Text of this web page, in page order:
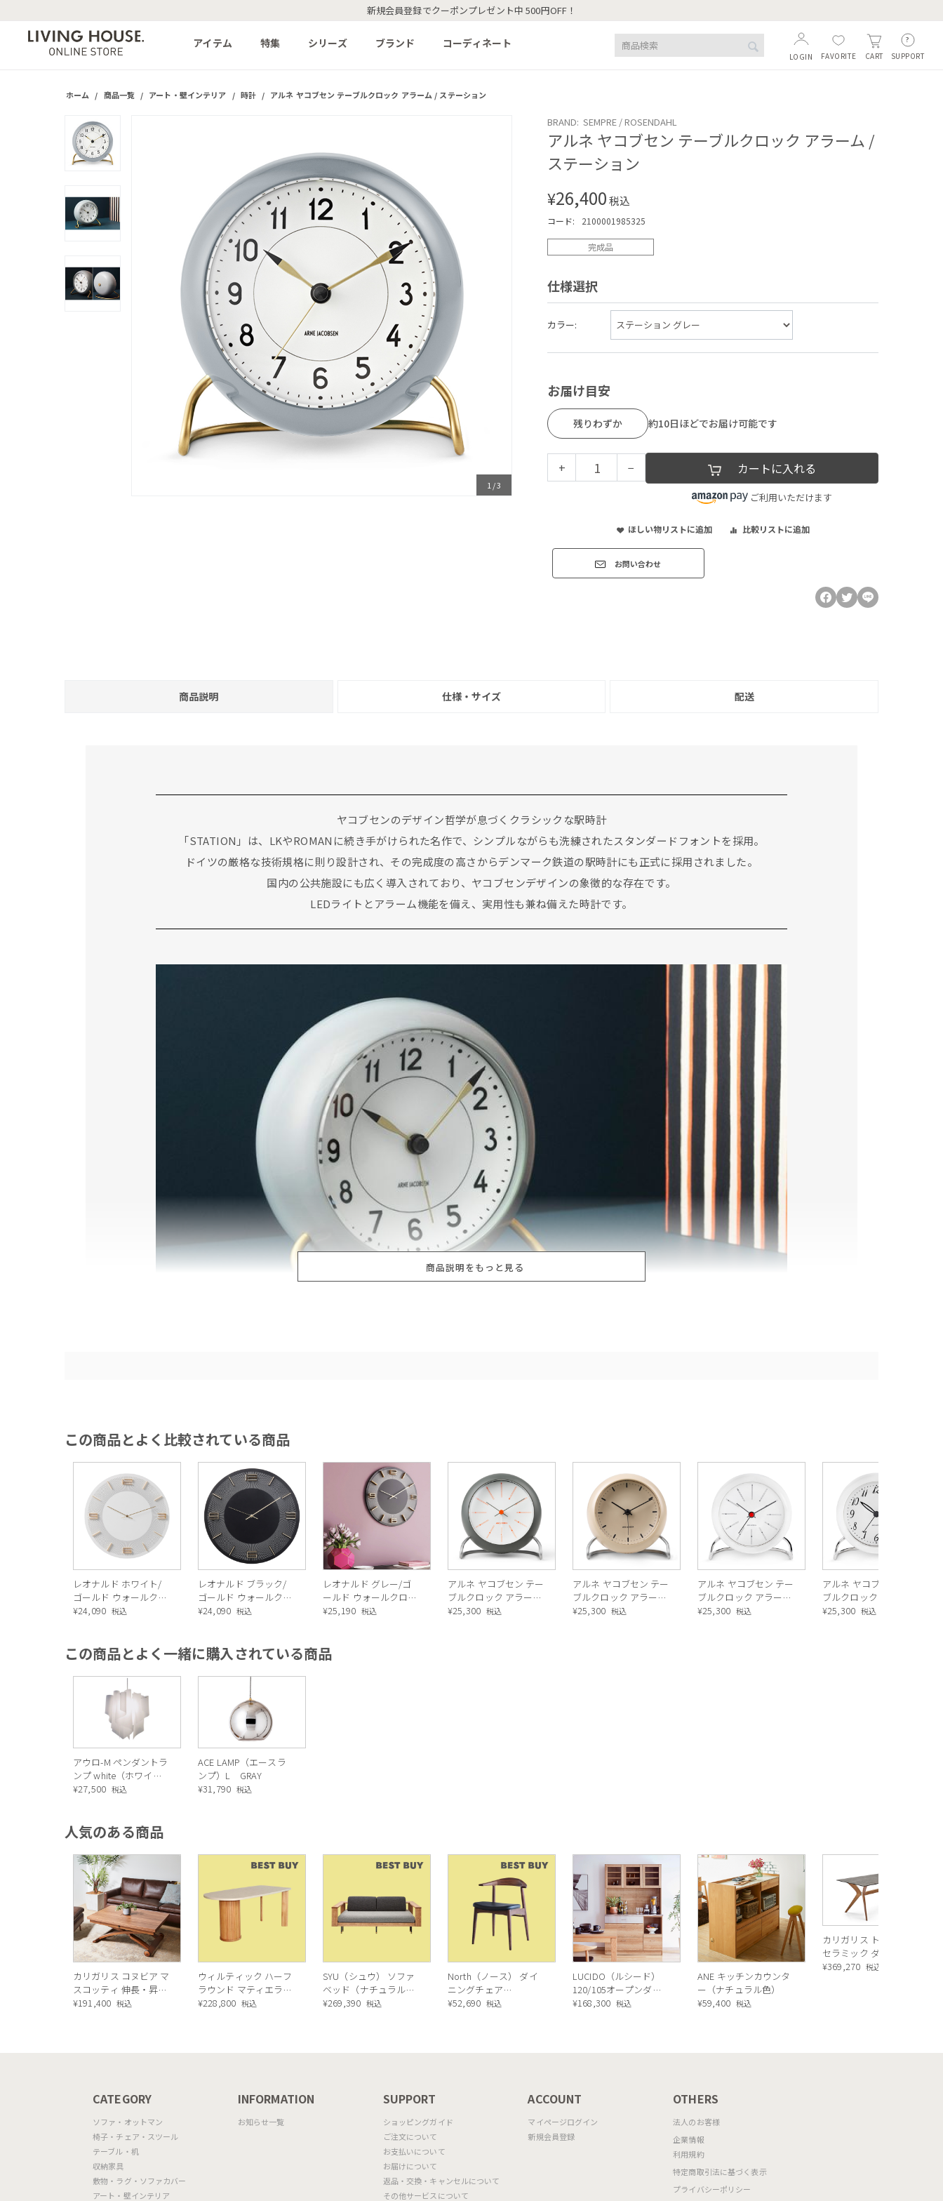
新規会員登録でクーポンプレゼント中 500円OFF！
アイテム 特集 シリーズ ブランド コーディネート
SUPPORT
CART
FAVORITE
LOGIN
ホーム / 商品一覧 / アート・壁インテリア / 時計 / アルネ ヤコブセン テーブルクロック アラーム / ステーション
1 /3
BRAND: SEMPRE / ROSENDAHL
アルネ ヤコブセン テーブルクロック アラーム /
ステーション
¥26,400税込
コード: 2100001985325
完成品
仕様選択
カラー:
お届け目安
残りわずか 約10日ほどでお届け可能です
+ − カートに入れる
ご利用いただけます
ほしい物リストに追加 比較リストに追加
お問い合わせ
商品説明 仕様・サイズ 配送
ヤコブセンのデザイン哲学が息づくクラシックな駅時計
「STATION」は、LKやROMANに続き手がけられた名作で、シンプルながらも洗練されたスタンダードフォントを採用。
ドイツの厳格な技術規格に則り設計され、その完成度の高さからデンマーク鉄道の駅時計にも正式に採用されました。
国内の公共施設にも広く導入されており、ヤコブセンデザインの象徴的な存在です。
LEDライトとアラーム機能を備え、実用性も兼ね備えた時計です。
商品説明をもっと見る
この商品とよく比較されている商品
レオナルド ホワイト/
ゴールド ウォールクロ
ック
¥24,090 税込
レオナルド ブラック/
ゴールド ウォールクロ
ック
¥24,090 税込
レオナルド グレー/ゴ
ールド ウォールクロッ
ク
¥25,190 税込
アルネ ヤコブセン テー
ブルクロック アラーム
/ バンカーズ
¥25,300 税込
アルネ ヤコブセン テー
ブルクロック アラーム
/ シティーホール
¥25,300 税込
アルネ ヤコブセン テー
ブルクロック アラーム
/ バンカーズ
¥25,300 税込
アルネ ヤコブセン テー
ブルクロック アラーム
/ LK ホワイト 43670
¥25,300 税込
この商品とよく一緒に購入されている商品
アウロ-M ペンダントラ
ンプ white（ホワイ
ト）
¥27,500 税込
ACE LAMP（エースラ
ンプ）L GRAY
¥31,790 税込
人気のある商品
カリガリス コヌビア マ
スコッティ 伸長・昇降
式テーブル ／ Calligaris
¥191,400 税込
ウィルティック ハーフ
ラウンド マティエラ塗
装 ダイニングテーブル
¥228,800 税込
SYU（シュウ） ソファ
ベッド（ナチュラル）
190cm
¥269,390 税込
North（ノース） ダイ
ニングチェア
AC02（ウォールナッ
¥52,690 税込
LUCIDO（ルシード）
120/105オープンダイ
ニングボード ナチュラ
¥168,300 税込
ANE キッチンカウンタ
ー（ナチュラル色）
¥59,400 税込
カリガリス トウキョウ
セラミック ダイニング
テーブル ／ Calligaris
¥369,270 税込
CATEGORY
ソファ・オットマン
椅子・チェア・スツール
テーブル・机
収納家具
敷物・ラグ・ソファカバー
アート・壁インテリア
INFORMATION
お知らせ一覧
SUPPORT
ショッピングガイド
ご注文について
お支払いについて
お届けについて
返品・交換・キャンセルについて
その他サービスについて
ACCOUNT
マイページログイン
新規会員登録
OTHERS
法人のお客様
企業情報
利用規約
特定商取引法に基づく表示
プライバシーポリシー